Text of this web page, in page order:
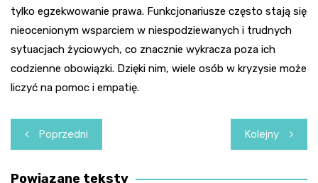
tylko egzekwowanie prawa. Funkcjonariusze często stają się
nieocenionym wsparciem w niespodziewanych i trudnych
sytuacjach życiowych, co znacznie wykracza poza ich
codzienne obowiązki. Dzięki nim, wiele osób w kryzysie może
liczyć na pomoc i empatię.
Nawigacja
wpisu
Poprzedni Kolejny
Powiązane teksty